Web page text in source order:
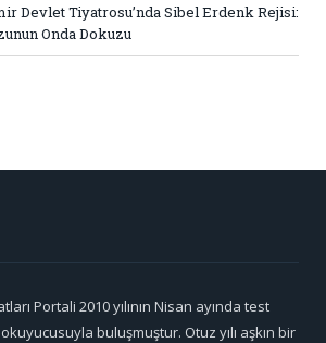
Devlet Tiyatrosu’nda Sibel Erdenk Rejisi:
Onda Dokuzu
Portali 2010 yılının Nisan ayında test
okuyucusuyla buluşmuştur. Otuz yılı aşkın bir